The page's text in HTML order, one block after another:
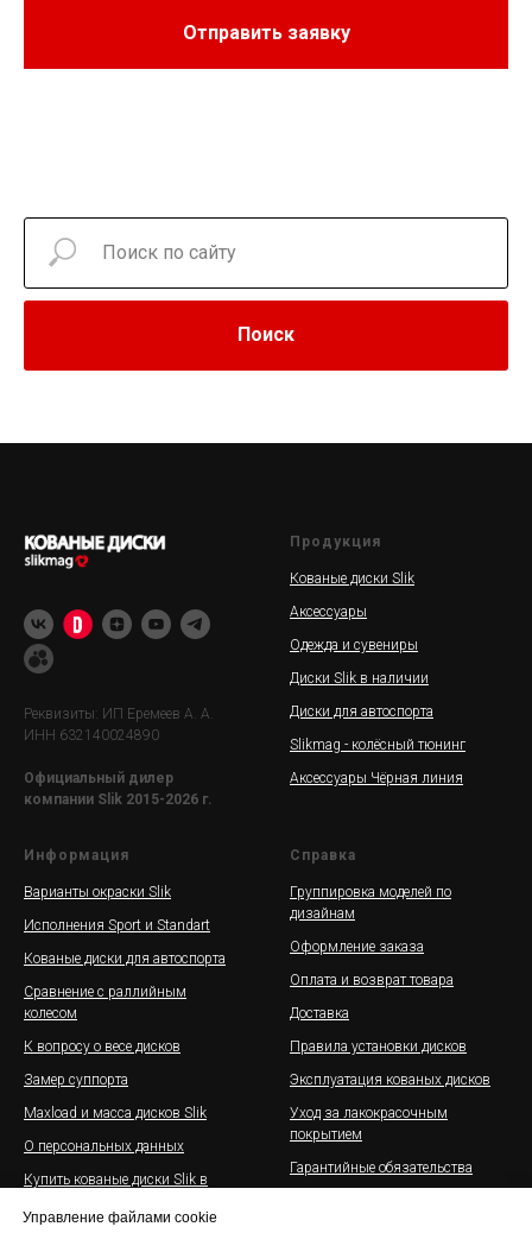
Отправить заявку
Управление файлами cookie
Поиск
Реквизиты: ИП Еремеев А. А.
ИНН 632140024890
Официальный дилер
компании Slik 2015-2026 г.
Продукция
Кованые диски Slik
Аксессуары
Одежда и сувениры
Диски Slik в наличии
Диски для автоспорта
Slikmag - колёсный тюнинг
Аксессуары Чёрная линия
Информация
Варианты окраски Slik
Исполнения Sport и Standart
Кованые диски для автоспорта
Сравнение с раллийным
колесом
К вопросу о весе дисков
Замер суппорта
Maxload и масса дисков Slik
О персональных данных
Купить кованые диски Slik в
Справка
Группировка моделей по
дизайнам
Оформление заказа
Оплата и возврат товара
Доставка
Правила установки дисков
Эксплуатация кованых дисков
Уход за лакокрасочным
покрытием
Гарантийные обязательства